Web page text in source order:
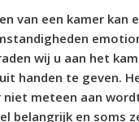
van een kamer kan
wij u aan het
handen te geven.
niet meteen aan
belangrijk en soms